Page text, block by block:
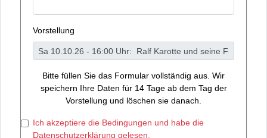
Vorstellung
Bitte füllen Sie das Formular vollständig aus. Wir
speichern Ihre Daten für 14 Tage ab dem Tag der
Vorstellung und löschen sie danach.
Ich akzeptiere die Bedingungen und habe die
Datenschutzerklärung gelesen.